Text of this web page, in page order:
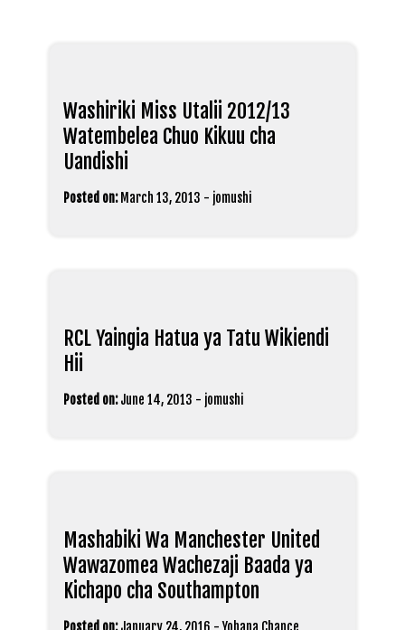
Washiriki Miss Utalii 2012/13
Watembelea Chuo Kikuu cha
Uandishi
Posted on: March 13, 2013 - jomushi
RCL Yaingia Hatua ya Tatu Wikiendi
Hii
Posted on: June 14, 2013 - jomushi
Mashabiki Wa Manchester United
Wawazomea Wachezaji Baada ya
Kichapo cha Southampton
Posted on: January 24, 2016 -Yohana Chance